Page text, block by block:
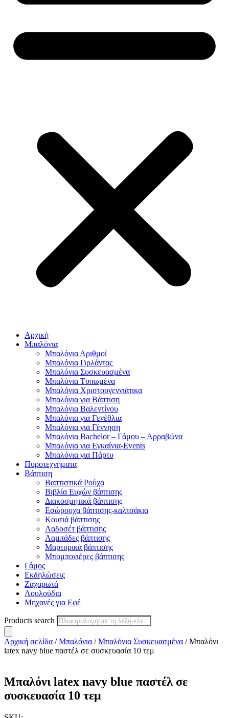
Αρχική
Μπαλόνια
Μπαλόνια Αριθμοί
Μπαλόνια Γιρλάντας
Μπαλόνια Συσκευασμένα
Μπαλόνια Τυπωμένα
Μπαλόνια Χριστουγεννιάτικα
Μπαλόνια για Βάπτιση
Μπαλόνια Βαλεντίνου
Μπαλόνια για Γενέθλια
Μπαλόνια για Γέννηση
Μπαλόνια Bachelor – Γάμου – Αρραβώνα
Μπαλόνια για Εγκαίνια-Events
Μπαλόνια για Πάρτυ
Πυροτεχνήματα
Βάπτιση
Βαπτιστικά Ρούχα
Βιβλία Ευχών βάπτισης
Διακοσμητικά βάπτισης
Εσώρουχα βάπτισης-καλτσάκια
Κουτιά βάπτισης
Λαδοσέτ βάπτισης
Λαμπάδες βάπτισης
Μαρτυρικά βάπτισης
Μπομπονιέρες βάπτισης
Γάμος
Εκδηλώσεις
Ζαχαρωτά
Λουλούδια
Μηχανές για Εφέ
Products search
Αρχική σελίδα /Μπαλόνια /Μπαλόνια Συσκευασμένα / Μπαλόνι
latex navy blue παστέλ σε συσκευασία 10 τεμ
Μπαλόνι latex navy blue παστέλ σε
συσκευασία 10 τεμ